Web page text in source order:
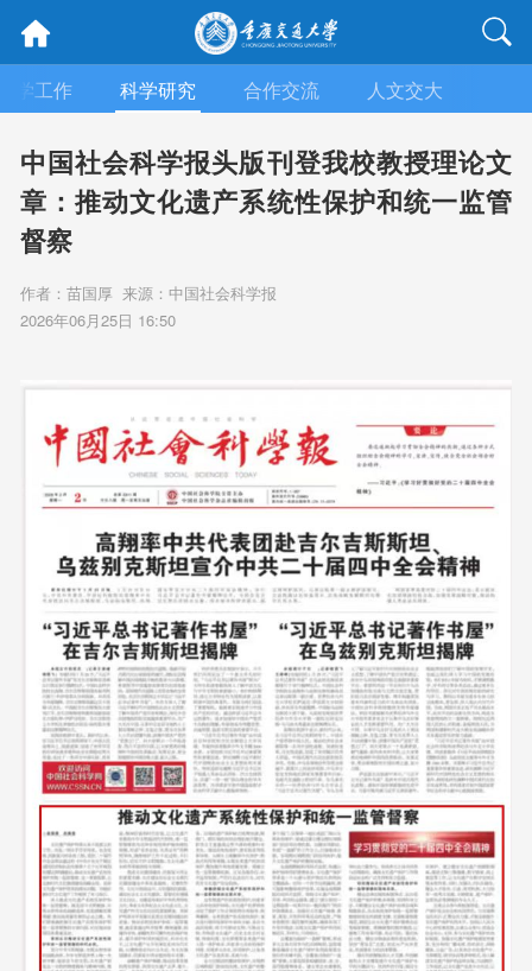
学工作 科学研究 合作交流 人文交大
中国社会科学报头版刊登我校教授理论文
章：推动文化遗产系统性保护和统一监管
督察
作者：苗国厚 来源：中国社会科学报
2026年06月25日 16:50